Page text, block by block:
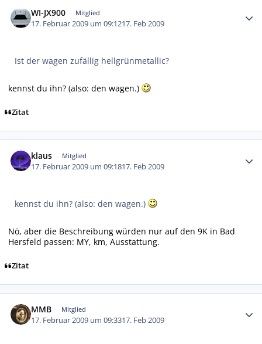
WI-JX900 Mitglied
17. Februar 2009 um 09:1217. Feb 2009
Ist der wagen zufällig hellgrünmetallic?
kennst du ihn? (also: den wagen.)
Zitat
klaus Mitglied
17. Februar 2009 um 09:1817. Feb 2009
kennst du ihn? (also: den wagen.)
Nö, aber die Beschreibung würden nur auf den 9K in Bad
Hersfeld passen: MY, km, Ausstattung.
Zitat
MMB Mitglied
17. Februar 2009 um 09:3317. Feb 2009